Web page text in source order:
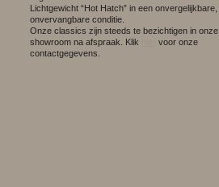
Lichtgewicht “Hot Hatch” in een onvergelijkbare,
onvervangbare conditie.
Onze classics zijn steeds te bezichtigen in onze
showroom na afspraak. Klik
voor onze
contactgegevens.